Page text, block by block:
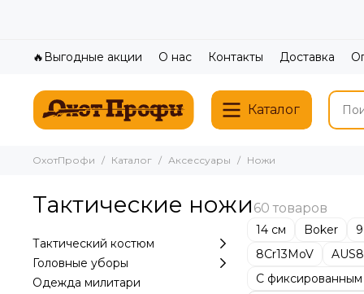
🔥Выгодные акции О нас Контакты Доставка
Каталог
ОхотПрофи Каталог Аксессуары Ножи
Тактические ножи
14 см Boker
8Cr13MoV
AUS8
С
Тактический костюм
Головные уборы
Одежда милитари